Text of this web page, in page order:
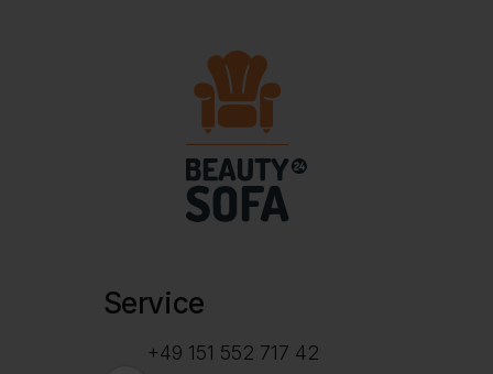
Service
+49 151 552 717 42